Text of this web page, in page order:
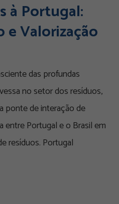
à Portugal:
e Valorização
das profundas
no setor dos resíduos,
ponte de interação de
Portugal e o Brasil em
resíduos. Portugal